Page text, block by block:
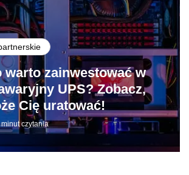
warto zainwestować w
UPS? Zobacz,
Cię uratować!
minut czytania